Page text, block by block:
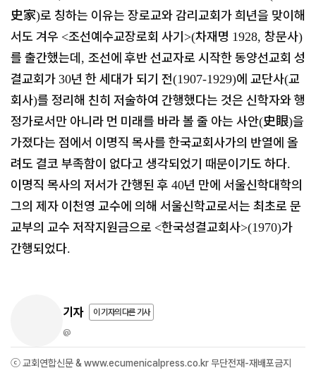
史家)로 칭하는 이유는 장로교와 감리교회가 희년을 맞이해
서도 겨우 <조선예수교장로회 사기>(차재명 1928, 창문사)
를 출간했는데, 조선에 후반 선교자로 시작한 동양선교회 성
결교회가 30년 한 세대가 되기 전(1907-1929)에 교단사(교
회사)를 정리해 친히 저술하여 간행했다는 것은 신학자와 행
정가로서만 아니라 먼 미래를 바라 볼 줄 아는 사안(史眼)을
가졌다는 점에서 이명직 목사를 한국교회사가의 반열에 올
려도 결코 부족함이 없다고 생각되었기 때문이기도 하다.
이명직 목사의 저서가 간행된 후 40년 만에 서울신학대학의
그의 제자 이천영 교수에 의해 서울신학교로서는 최초로 문
교부의 교수 저작지원금으로 <한국성결교회사>(1970)가
간행되었다.
기자 이 기자의 다른 기사
@
ⓒ 교회연합신문 & www.ecumenicalpress.co.kr 무단전재-재배포금지